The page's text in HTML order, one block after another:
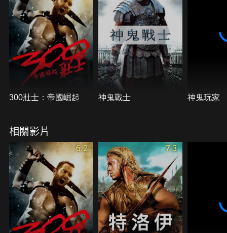
衛自己的家園，消滅最多的波斯大軍為己任。300名
斯巴達壯士最後全數陣亡，但也讓波斯大軍付出了兩
萬兵力的慘烈代價，他們的英勇行為最終感召了希臘
全國上下民心士氣，團結一致將波斯大軍殲滅。
300壯士：帝國崛起 神鬼戰士 神鬼玩家
相關影片
6.2 7.3